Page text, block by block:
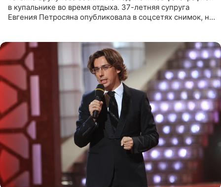
в купальнике во время отдыха. 37-летняя супруга
Евгения Петросяна опубликовала в соцсетях снимок, на